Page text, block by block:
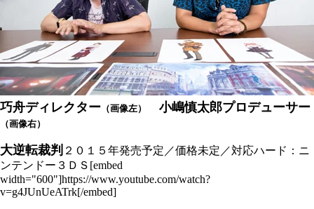
巧舟ディレクター （画像左） 小嶋慎太郎プロデューサー
（画像右）
大逆転裁判 ２０１５年発売予定／価格未定／対応ハード：ニ
ンテンドー３ＤＳ[embed
width="600"]https://www.youtube.com/watch?
v=g4JUnUeATrk[/embed]